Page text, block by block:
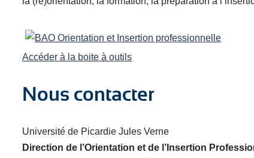
Accéder à la boite à outils
Nous contacter
Université de Picardie Jules Verne
Direction de l’Orientation et de l’Insertion